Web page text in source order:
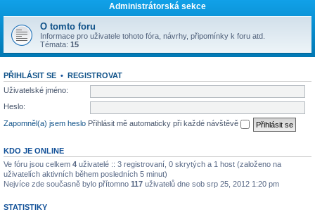
Administrátorská sekce
O tomto foru
Informace pro uživatele tohoto fóra, návrhy, připomínky k foru atd.
Témata: 15
PŘIHLÁSIT SE • REGISTROVAT
Uživatelské jméno:
Heslo:
Zapomněl(a) jsem heslo Přihlásit mě automaticky při každé návštěvě
KDO JE ONLINE
Ve fóru jsou celkem 4 uživatelé :: 3 registrovaní, 0 skrytých a 1 host (založeno na
uživatelích aktivních během posledních 5 minut)
Nejvíce zde současně bylo přítomno 117 uživatelů dne sob srp 25, 2012 1:20 pm
STATISTIKY